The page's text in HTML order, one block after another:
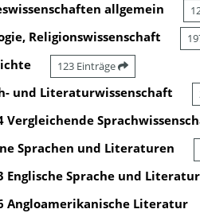
allgemein
Religionswissenschaft
123 Einträge
und Literaturwissenschaft
Vergleichende
Sprachen und Literaturen
Englische Sprache und Literatur
Angloamerikanische Literatur